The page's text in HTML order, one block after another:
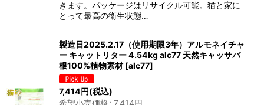
きます。パッケージはリサイクル可能。猫と家に
とって最高の衛生状態…
製造日2025.2.17（使用期限3年）アルモネイチャ
ー キャットリター 4.54kg alc77 天然キャッサバ
根100%植物素材 [alc77]
7,414円(税込)